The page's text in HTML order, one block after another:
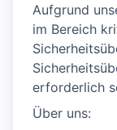
Aufgrund
im Bereich
erforderlich
Über uns: